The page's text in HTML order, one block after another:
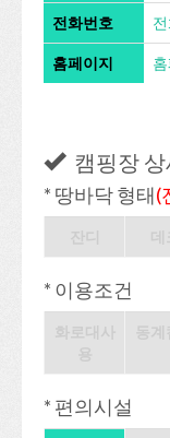
전화번호
홈페이지
캠핑장 상
* 땅바닥 형태(
* 이용조건
* 편의시설